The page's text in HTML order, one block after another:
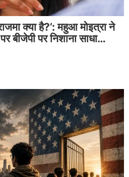
क्या है?’: महुआ मोइत्रा ने
बीजेपी पर निशाना साधा…